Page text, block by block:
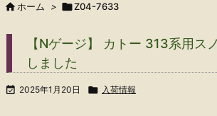
 ホーム > Z04-7633
【Nゲージ】 カトー 313系用ス
しました
 2025年1月20日  入荷情報